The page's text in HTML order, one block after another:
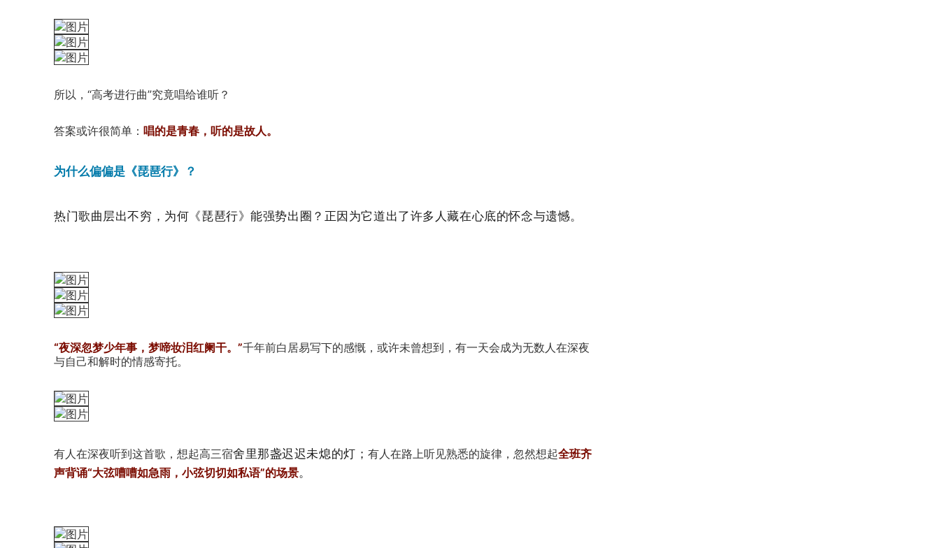
所以，“高考进行曲”究竟唱给谁听？
答案或许很简单： 唱的是青春，听的是故人。
为什么偏偏是《琵琶行》？
热门歌曲层出不穷，为何《琵琶行》能强势出圈？ 正因为它道出了许多人藏在心底的怀念与遗憾。
“夜深忽梦少年事，梦啼妆泪红阑干。”千年前白居易写下的感慨，或许未曾想到，有一天会成为无数人在深夜
与自己和解时的情感寄托。
有人在深夜听到这首歌，想起高三宿舍里那盏迟迟未熄的灯；有人在路上听见熟悉的旋律，忽然想起全班齐
声背诵“大弦嘈嘈如急雨，小弦切切如私语”的场景。